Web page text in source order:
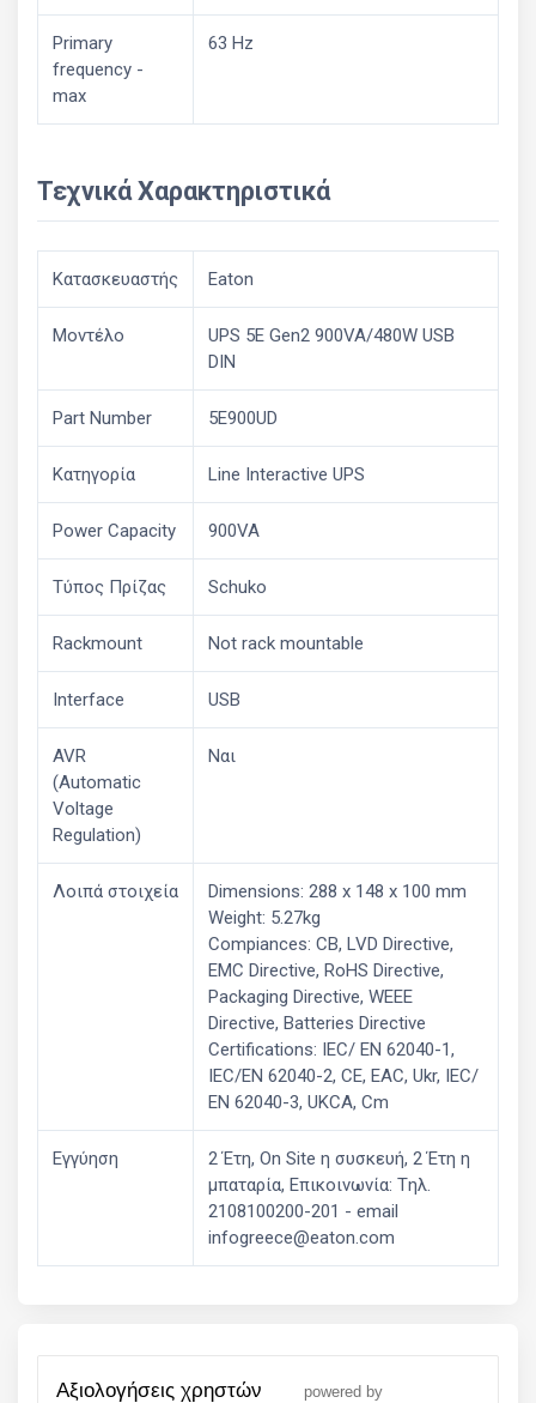
Primary
frequency -
max
63 Hz
Τεχνικά Χαρακτηριστικά
Κατασκευαστής Eaton
Μοντέλο
UPS 5E Gen2 900VA/480W USB
DIN
Part Number 5E900UD
Κατηγορία Line Interactive UPS
Power Capacity 900VA
Τύπος Πρίζας Schuko
Rackmount Not rack mountable
Interface USB
AVR
(Automatic
Voltage
Regulation)
Ναι
Λοιπά στοιχεία
Dimensions: 288 x 148 x 100 mm
Weight: 5.27kg
Compiances: CB, LVD Directive,
EMC Directive, RoHS Directive,
Packaging Directive, WEEE
Directive, Batteries Directive
Certifications: IEC/ EN 62040-1,
IEC/EN 62040-2, CE, EAC, Ukr, IEC/
EN 62040-3, UKCA, Cm
Εγγύηση
2 Έτη, On Site η συσκευή, 2 Έτη η
μπαταρία, Επικοινωνία: Tηλ.
2108100200-201 - email
infogreece@eaton.com
αξιολογήσεις χρηστών powered by